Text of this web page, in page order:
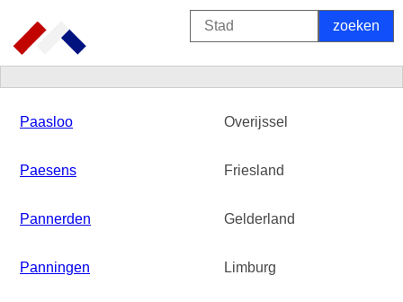
Paasloo Overijssel
Paesens Friesland
Pannerden Gelderland
Panningen Limburg